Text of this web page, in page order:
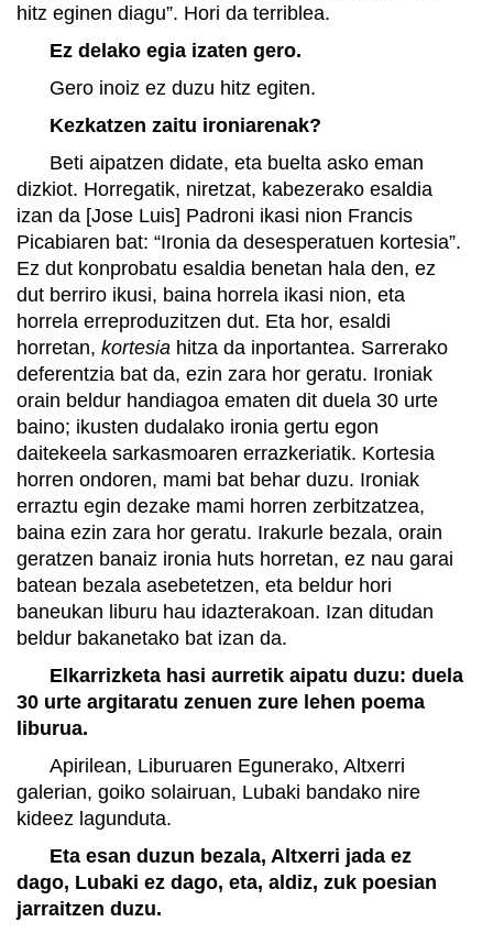
hitz eginen diagu”. Hori da terriblea.
Ez delako egia izaten gero.
Gero inoiz ez duzu hitz egiten.
Kezkatzen zaitu ironiarenak?
Beti aipatzen didate, eta buelta asko eman
dizkiot. Horregatik, niretzat, kabezerako esaldia
izan da [Jose Luis] Padroni ikasi nion Francis
Picabiaren bat: “Ironia da desesperatuen kortesia”.
Ez dut konprobatu esaldia benetan hala den, ez
dut berriro ikusi, baina horrela ikasi nion, eta
horrela erreproduzitzen dut. Eta hor, esaldi
horretan, kortesia hitza da inportantea. Sarrerako
deferentzia bat da, ezin zara hor geratu. Ironiak
orain beldur handiagoa ematen dit duela 30 urte
baino; ikusten dudalako ironia gertu egon
daitekeela sarkasmoaren errazkeriatik. Kortesia
horren ondoren, mami bat behar duzu. Ironiak
erraztu egin dezake mami horren zerbitzatzea,
baina ezin zara hor geratu. Irakurle bezala, orain
geratzen banaiz ironia huts horretan, ez nau garai
batean bezala asebetetzen, eta beldur hori
baneukan liburu hau idazterakoan. Izan ditudan
beldur bakanetako bat izan da.
Elkarrizketa hasi aurretik aipatu duzu: duela
30 urte argitaratu zenuen zure lehen poema
liburua.
Apirilean, Liburuaren Egunerako, Altxerri
galerian, goiko solairuan, Lubaki bandako nire
kideez lagunduta.
Eta esan duzun bezala, Altxerri jada ez
dago, Lubaki ez dago, eta, aldiz, zuk poesian
jarraitzen duzu.